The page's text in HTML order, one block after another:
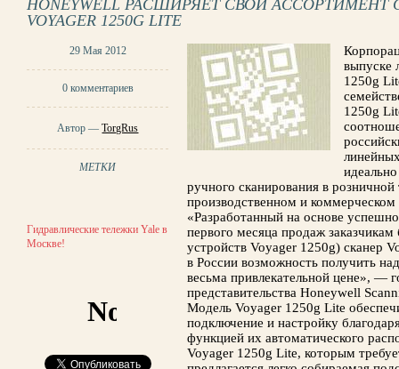
HONEYWELL РАСШИРЯЕТ СВОЙ
VOYAGER 1250G LITE
29 Мая 2012
0 комментариев
Автор —TorgRus
МЕТКИ
Гидравлические тележки Yale в
Москве!
выпуске
1250g
1250g
ручного сканирования в
производственном и коммерческом
«Разработанный на основе
первого месяца продаж
устройств Voyager 1250g) сканер
в России возможность получить
весьма привлекательной цене», —
представительства Honeywell
Модель Voyager 1250g Lite
подключение и настройку
функцией их автоматического
Voyager 1250g Lite, которым